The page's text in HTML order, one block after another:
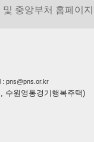
및 중앙부처 홈페이지
: pns@pns.or.kr
수원영통경기행복주택)